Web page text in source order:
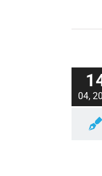
04,